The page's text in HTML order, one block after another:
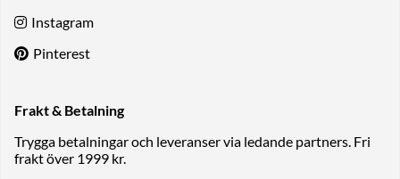
Instagram
Pinterest
Frakt & Betalning
Trygga betalningar och leveranser via ledande partners. Fri
frakt över 1999 kr.